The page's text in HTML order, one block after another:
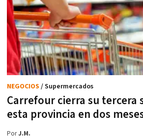
Carrefour cierra su tercera
esta provincia en dos
NEGOCIOS / Supermercados
PorJ.M.